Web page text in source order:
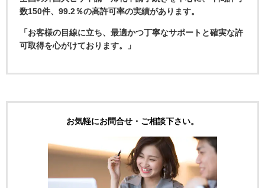
数150件、99.2％の高許可率の実績があります。
「お客様の目線に立ち、最適かつ丁寧なサポートと確実な許
可取得を心がけております。」
お気軽にお問合せ・ご相談下さい。